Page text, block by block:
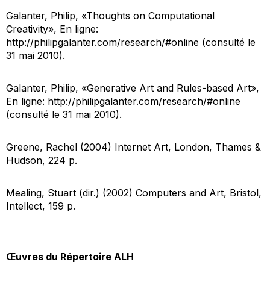
Galanter, Philip, «Thoughts on Computational
Creativity», En ligne:
http://philipgalanter.com/research/#online (consulté le
31 mai 2010).
Galanter, Philip, «Generative Art and Rules-based Art»,
En ligne: http://philipgalanter.com/research/#online
(consulté le 31 mai 2010).
Greene, Rachel (2004) Internet Art, London, Thames &
Hudson, 224 p.
Mealing, Stuart (dir.) (2002) Computers and Art, Bristol,
Intellect, 159 p.
Œuvres du Répertoire ALH